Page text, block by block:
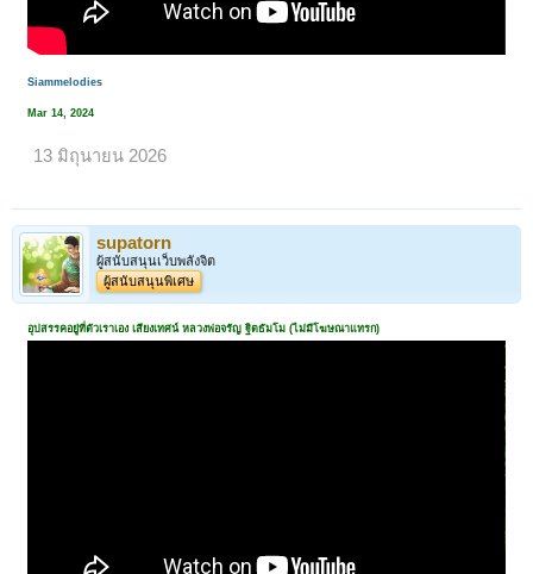
Siammelodies
Mar 14, 2024
13 มิถุนายน 2026
supatorn
ผู้สนับสนุนเว็บพลังจิต
ผู้สนับสนุนพิเศษ
อุปสรรคอยู่ที่ตัวเราเอง เสียงเทศน์ หลวงพ่อจรัญ ฐิตธัมโม (ไม่มีโฆษณาแทรก)